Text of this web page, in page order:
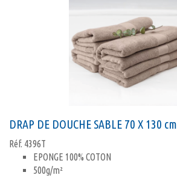
DRAP DE DOUCHE SABLE 70 X 130 cm
Réf. 4396T
EPONGE 100% COTON
500g/m²